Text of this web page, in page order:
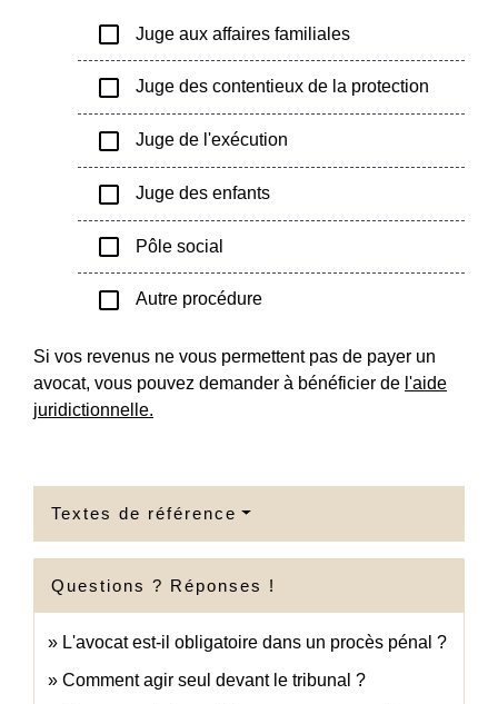
check_box_outline_blank Juge aux affaires familiales
check_box_outline_blank Juge des contentieux de la protection
check_box_outline_blank Juge de l'exécution
check_box_outline_blank Juge des enfants
check_box_outline_blank Pôle social
check_box_outline_blank Autre procédure
Si vos revenus ne vous permettent pas de payer un
avocat, vous pouvez demander à bénéficier de l'aide
juridictionnelle.
Textes de référence
Questions ? Réponses !
L'avocat est-il obligatoire dans un procès pénal ?
Comment agir seul devant le tribunal ?